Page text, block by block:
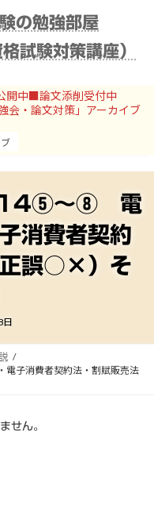
の勉強部屋
試験対策講座）
開中■論文添削受付中
会・論文対策」アーカイブ
～⑧ 電
消費者契約
正誤○×）そ
日
子消費者契約法・割賦販売法
せん。